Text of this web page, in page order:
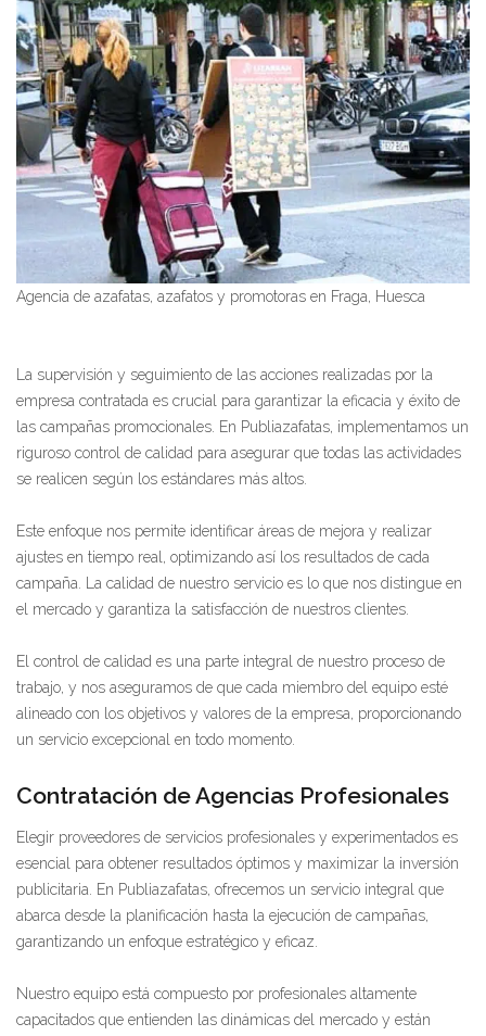
Agencia de azafatas, azafatos y promotoras en Fraga, Huesca
La supervisión y seguimiento de las acciones realizadas por la
empresa contratada es crucial para garantizar la eficacia y éxito de
las campañas promocionales. En Publiazafatas, implementamos un
riguroso control de calidad para asegurar que todas las actividades
se realicen según los estándares más altos.
Este enfoque nos permite identificar áreas de mejora y realizar
ajustes en tiempo real, optimizando así los resultados de cada
campaña. La calidad de nuestro servicio es lo que nos distingue en
el mercado y garantiza la satisfacción de nuestros clientes.
El control de calidad es una parte integral de nuestro proceso de
trabajo, y nos aseguramos de que cada miembro del equipo esté
alineado con los objetivos y valores de la empresa, proporcionando
un servicio excepcional en todo momento.
Contratación de Agencias Profesionales
Elegir proveedores de servicios profesionales y experimentados es
esencial para obtener resultados óptimos y maximizar la inversión
publicitaria. En Publiazafatas, ofrecemos un servicio integral que
abarca desde la planificación hasta la ejecución de campañas,
garantizando un enfoque estratégico y eficaz.
Nuestro equipo está compuesto por profesionales altamente
capacitados que entienden las dinámicas del mercado y están